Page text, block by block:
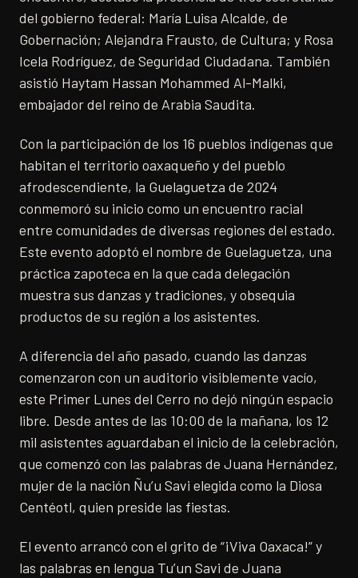
del gobierno federal: María Luisa Alcalde, de
Gobernación; Alejandra Frausto, de Cultura; y Rosa
Icela Rodríguez, de Seguridad Ciudadana. También
asistió Haytam Hassan Mohammed Al-Malki,
embajador del reino de Arabia Saudita.
Con la participación de los 16 pueblos indígenas que
habitan el territorio oaxaqueño y del pueblo
afrodescendiente, la Guelaguetza de 2024
conmemoró su inicio como un encuentro racial
entre comunidades de diversas regiones del estado.
Este evento adoptó el nombre de Guelaguetza, una
práctica zapoteca en la que cada delegación
muestra sus danzas y tradiciones, y obsequia
productos de su región a los asistentes.
A diferencia del año pasado, cuando las danzas
comenzaron con un auditorio visiblemente vacío,
este Primer Lunes del Cerro no dejó ningún espacio
libre. Desde antes de las 10:00 de la mañana, los 12
mil asistentes aguardaban el inicio de la celebración,
que comenzó con las palabras de Juana Hernández,
mujer de la nación Ñu’u Savi elegida como la Diosa
Centéotl, quien preside las fiestas.
El evento arrancó con el grito de “¡Viva Oaxaca!” y
las palabras en lengua Tu’un Savi de Juana